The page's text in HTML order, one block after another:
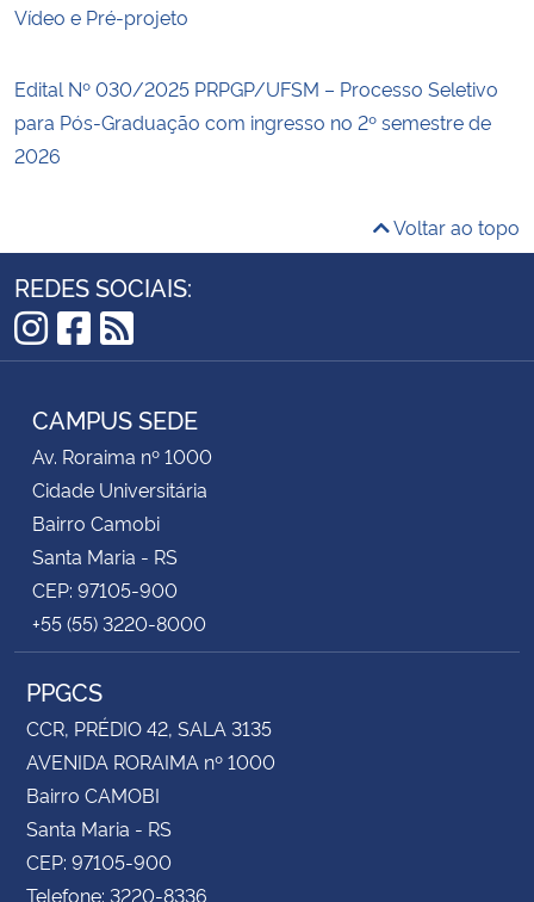
Vídeo e Pré-projeto
Edital Nº 030/2025 PRPGP/UFSM – Processo Seletivo
para Pós-Graduação com ingresso no 2º semestre de
2026
Voltar ao topo
REDES SOCIAIS:
Instagram
Facebook
RSS
CAMPUS SEDE
Av. Roraima nº 1000
Cidade Universitária
Bairro Camobi
Santa Maria - RS
CEP: 97105-900
+55 (55) 3220-8000
PPGCS
CCR, PRÉDIO 42, SALA 3135
AVENIDA RORAIMA nº 1000
Bairro CAMOBI
Santa Maria - RS
CEP: 97105-900
Telefone: 3220-8336